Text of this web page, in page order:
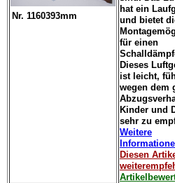
Nr. 1160393mm
hat ein
und bietet
für einen
Dieses
ist leicht,
wegen dem
Kinder und
sehr zu
Weitere
Diesen